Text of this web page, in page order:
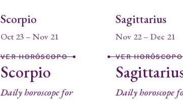
Scorpio
Oct 23 – Nov 21
VER HORÓSCOPO
Scorpio
Daily horoscope for
Sagittarius
Nov 22 – Dec 21
VER HORÓSCOPO
Daily horoscope